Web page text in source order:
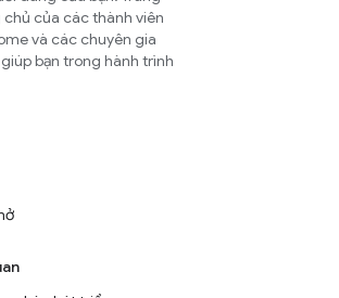
của các thành viên
và các chuyên gia
bạn trong hành trình